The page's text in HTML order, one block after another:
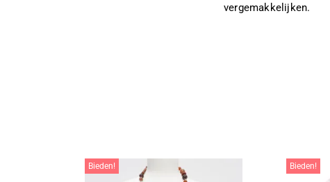
vergemakkelijken.
Bieden! Bieden!